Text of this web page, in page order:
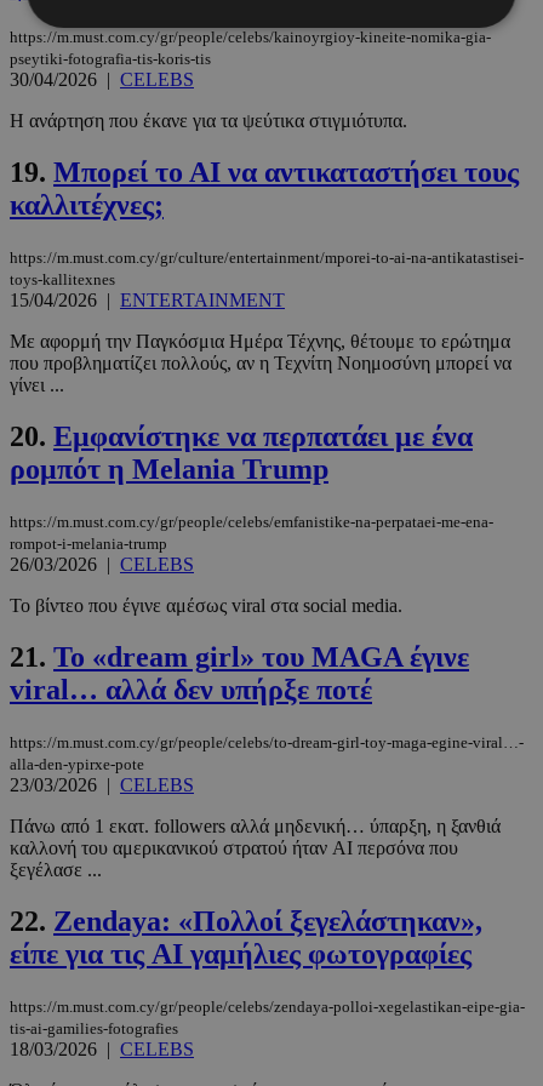
https://m.must.com.cy/gr/people/celebs/kainoyrgioy-kineite-nomika-gia-
pseytiki-fotografia-tis-koris-tis
30/04/2026 | CELEBS
Η ανάρτηση που έκανε για τα ψεύτικα στιγμιότυπα.
19. Μπορεί το ΑΙ να αντικαταστήσει τους
καλλιτέχνες;
https://m.must.com.cy/gr/culture/entertainment/mporei-to-ai-na-antikatastisei-
toys-kallitexnes
15/04/2026 | ENTERTAINMENT
Με αφορμή την Παγκόσμια Ημέρα Τέχνης, θέτουμε το ερώτημα
που προβληματίζει πολλούς, αν η Τεχνίτη Νοημοσύνη μπορεί να
γίνει ...
20. Εμφανίστηκε να περπατάει με ένα
ρομπότ η Melania Trump
https://m.must.com.cy/gr/people/celebs/emfanistike-na-perpataei-me-ena-
rompot-i-melania-trump
26/03/2026 | CELEBS
Το βίντεο που έγινε αμέσως viral στα social media.
21. To «dream girl» του MAGA έγινε
viral… αλλά δεν υπήρξε ποτέ
https://m.must.com.cy/gr/people/celebs/to-dream-girl-toy-maga-egine-viral…-
alla-den-ypirxe-pote
23/03/2026 | CELEBS
Πάνω από 1 εκατ. followers αλλά μηδενική… ύπαρξη, η ξανθιά
καλλονή του αμερικανικού στρατού ήταν AI περσόνα που
ξεγέλασε ...
22. Zendaya: «Πολλοί ξεγελάστηκαν»,
είπε για τις AI γαμήλιες φωτογραφίες
https://m.must.com.cy/gr/people/celebs/zendaya-polloi-xegelastikan-eipe-gia-
tis-ai-gamilies-fotografies
18/03/2026 | CELEBS
Απολύτως απαραίτητα
Λειτουργικότητας
Τα απολύτως απαραίτητα cookies επιτρέπουν
βασικές λειτουργίες του ιστότοπου, όπως τη
χωρίς τα απολύτως απαραίτητα cookies.
Ονοματεπώνυμο
PinToTopCookie www.must.com.cy 12 ώρες
.twitter.com
.pexels.com
Privacy Policy